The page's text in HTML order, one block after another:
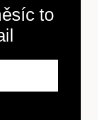
to